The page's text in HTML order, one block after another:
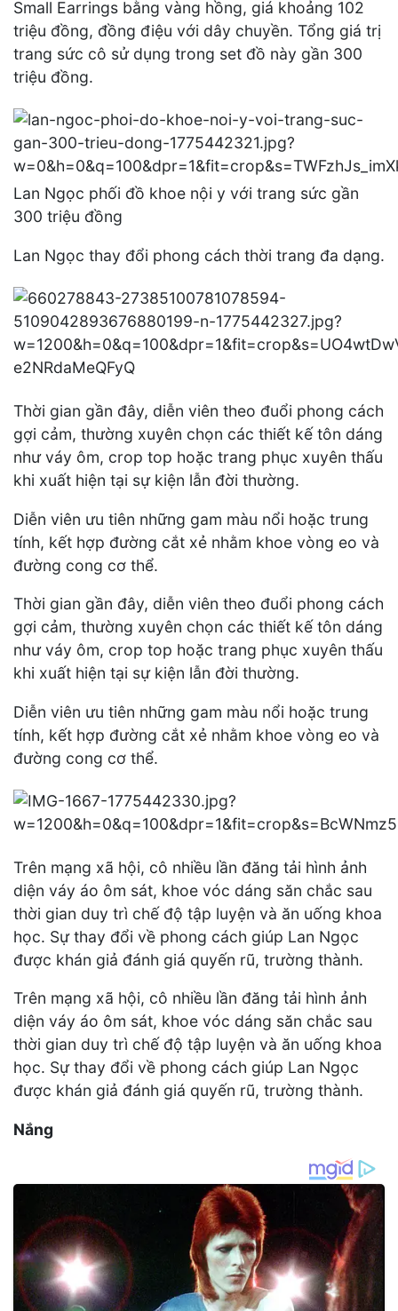
Small Earrings bằng vàng hồng, giá khoảng 102
triệu đồng, đồng điệu với dây chuyền. Tổng giá trị
trang sức cô sử dụng trong set đồ này gần 300
triệu đồng.
Lan Ngọc phối đồ khoe nội y với trang sức gần
300 triệu đồng
Lan Ngọc thay đổi phong cách thời trang đa dạng.
Thời gian gần đây, diễn viên theo đuổi phong cách
gợi cảm, thường xuyên chọn các thiết kế tôn dáng
như váy ôm, crop top hoặc trang phục xuyên thấu
khi xuất hiện tại sự kiện lẫn đời thường.
Diễn viên ưu tiên những gam màu nổi hoặc trung
tính, kết hợp đường cắt xẻ nhằm khoe vòng eo và
đường cong cơ thể.
Thời gian gần đây, diễn viên theo đuổi phong cách
gợi cảm, thường xuyên chọn các thiết kế tôn dáng
như váy ôm, crop top hoặc trang phục xuyên thấu
khi xuất hiện tại sự kiện lẫn đời thường.
Diễn viên ưu tiên những gam màu nổi hoặc trung
tính, kết hợp đường cắt xẻ nhằm khoe vòng eo và
đường cong cơ thể.
Trên mạng xã hội, cô nhiều lần đăng tải hình ảnh
diện váy áo ôm sát, khoe vóc dáng săn chắc sau
thời gian duy trì chế độ tập luyện và ăn uống khoa
học. Sự thay đổi về phong cách giúp Lan Ngọc
được khán giả đánh giá quyến rũ, trường thành.
Trên mạng xã hội, cô nhiều lần đăng tải hình ảnh
diện váy áo ôm sát, khoe vóc dáng săn chắc sau
thời gian duy trì chế độ tập luyện và ăn uống khoa
học. Sự thay đổi về phong cách giúp Lan Ngọc
được khán giả đánh giá quyến rũ, trường thành.
Nắng